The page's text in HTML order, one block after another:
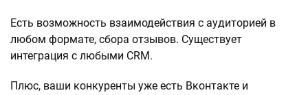
Есть возможность взаимодействия с аудиторией в
любом формате, сбора отзывов. Существует
интеграция с любыми CRM.
Плюс, ваши конкуренты уже есть Вконтакте и